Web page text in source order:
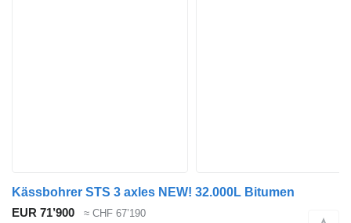
Kässbohrer STS 3 axles NEW! 32.000L Bitumen
EUR 71’900
≈ CHF 67’190